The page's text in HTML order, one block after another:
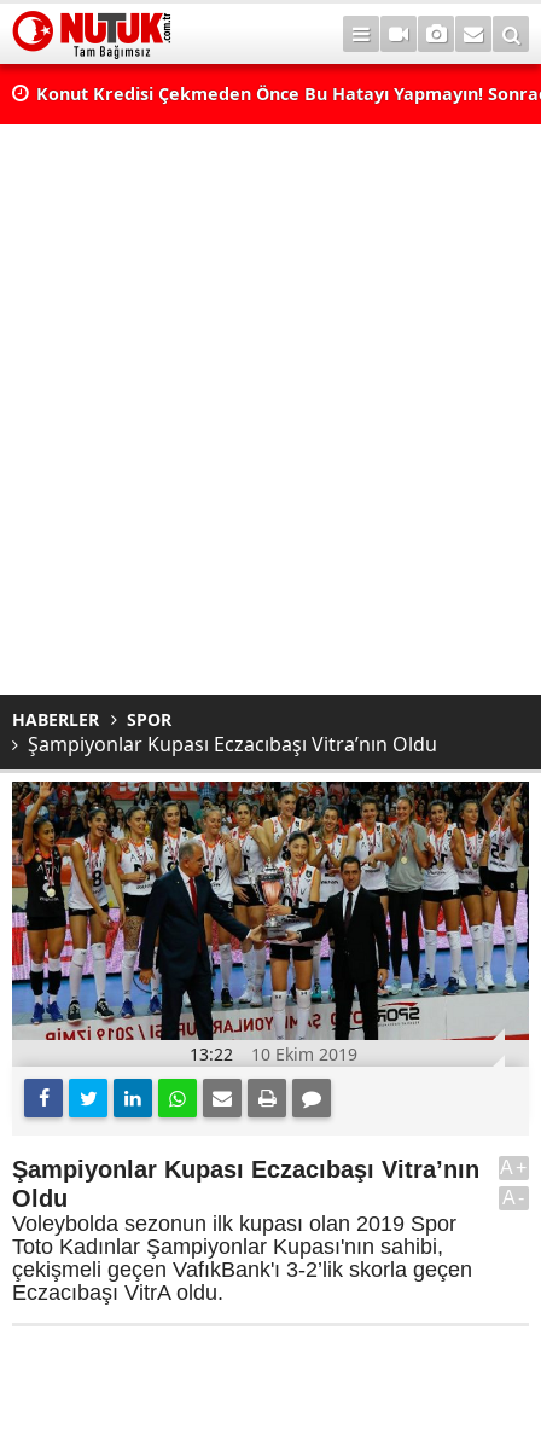
Konut Kredisi Çekmeden Önce Bu Hatayı Yapmayın!
HABERLER SPOR
Şampiyonlar Kupası Eczacıbaşı Vitra’nın Oldu
13:22 10 Ekim 2019
Şampiyonlar Kupası Eczacıbaşı Vitra’nın
Oldu
Voleybolda sezonun ilk kupası olan 2019 Spor
Toto Kadınlar Şampiyonlar Kupası'nın sahibi,
çekişmeli geçen VafıkBank'ı 3-2’lik skorla geçen
Eczacıbaşı VitrA oldu.
A+
A-